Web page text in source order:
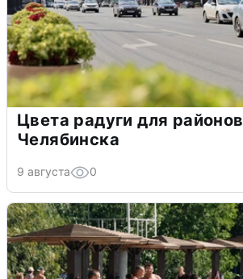
Цвета радуги для районов
Челябинска
9 августа 0